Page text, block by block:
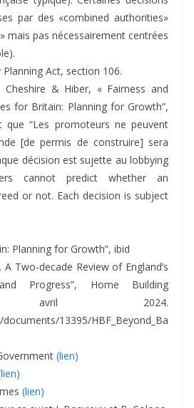
par des «combined authorities»
mais pas nécessairement centrées
Act, section 106.
Cheshire & Hiber, « Fairness and
for Britain: Planning for Growth”,
“Les promoteurs ne peuvent
[de permis de construire] sera
décision est sujette au lobbying
cannot predict whether an
or not. Each decision is subject
Planning for Growth”, ibid
Two-decade Review of England’s
Progress”, Home Building
avril 2024.
13395/HBF_Beyond_Ba
(lien)
(lien)